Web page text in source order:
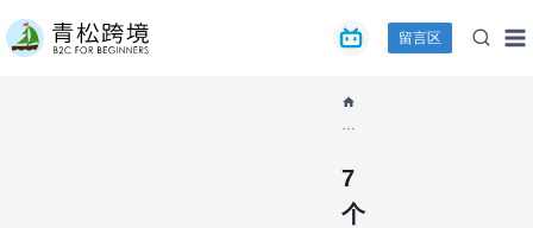
到
留言区
/
个
便
7
个